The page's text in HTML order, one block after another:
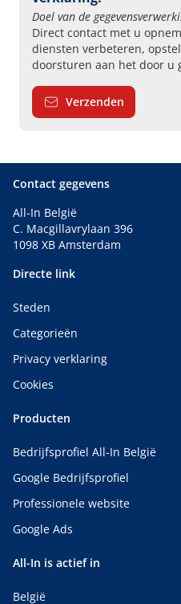
Doel van de
Direct contact met u
diensten verbeteren,
doorsturen aan het door u
Verzenden
Contact gegevens
All-In België
C. Macgillavrylaan 396
1098 XB Amsterdam
Directe link
Steden
Categorieën
Privacy verklaring
Cookies
Producten
Bedrijfsprofiel All-In België
Google Bedrijfsprofiel
Professionele website
Google Ads
All-In is actief in
België